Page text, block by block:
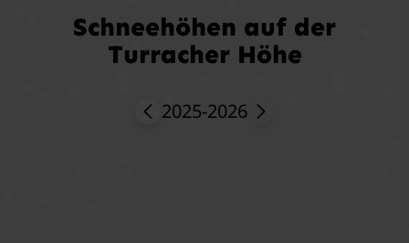
Schneehöhen auf der
Turracher Höhe
2025-2026